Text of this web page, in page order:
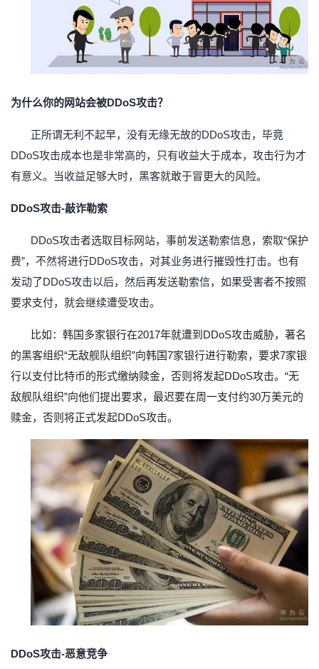
为什么你的网站会被DDoS攻击？
正所谓无利不起早，没有无缘无故的DDoS攻击，毕竟
DDoS攻击成本也是非常高的，只有收益大于成本，攻击行为才
有意义。当收益足够大时，黑客就敢于冒更大的风险。
DDoS攻击-敲诈勒索
DDoS攻击者选取目标网站，事前发送勒索信息，索取“保护
费”，不然将进行DDoS攻击，对其业务进行摧毁性打击。也有
发动了DDoS攻击以后，然后再发送勒索信，如果受害者不按照
要求支付，就会继续遭受攻击。
比如：韩国多家银行在2017年就遭到DDoS攻击威胁，著名
的黑客组织“无敌舰队组织”向韩国7家银行进行勒索，要求7家银
行以支付比特币的形式缴纳赎金，否则将发起DDoS攻击。“无
敌舰队组织”向他们提出要求，最迟要在周一支付约30万美元的
赎金，否则将正式发起DDoS攻击。
DDoS攻击-恶意竞争